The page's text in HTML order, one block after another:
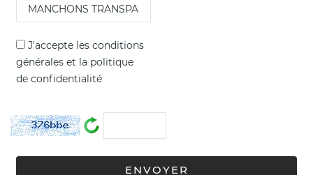
J'accepte les conditions
générales et la politique
de confidentialité